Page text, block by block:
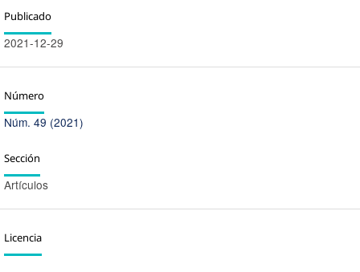
Publicado
2021-12-29
Número
Núm. 49 (2021)
Sección
Artículos
Licencia